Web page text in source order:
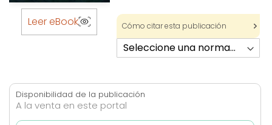
Skip
the
images
gallery
Leer eBook Cómo citar esta publicación
Disponibilidad de la publicación
A la venta en este portal